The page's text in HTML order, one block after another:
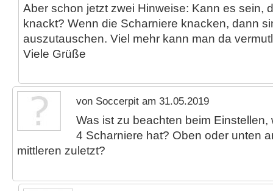
Aber schon jetzt zwei Hinweise: Kann es sein,
knackt? Wenn die Scharniere knacken, dann
auszutauschen. Viel mehr kann man da
Viele Grüße
von Soccerpit am 31.05.2019
Was ist zu beachten beim
4 Scharniere hat? Oben oder unten
mittleren zuletzt?